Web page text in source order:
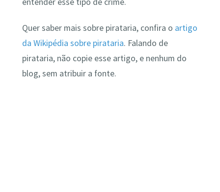
Quer saber mais sobre pirataria, confira o artigo
da Wikipédia sobre pirataria. Falando de
pirataria, não copie esse artigo, e nenhum do
blog, sem atribuir a fonte.